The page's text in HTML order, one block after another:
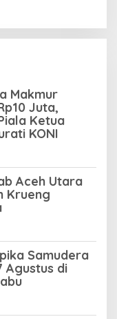
Makmur
Juta,
Ketua
KONI
Aceh Utara
Krueng
Samudera
Agustus di